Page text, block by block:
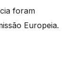
foram
Europeia.